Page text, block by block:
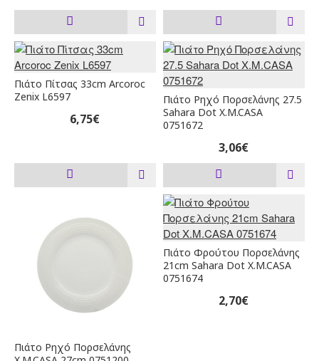
Πιάτο Πίτσας 33cm Arcoroc
Zenix L6597
6,75€
Πιάτο Ρηχό Πορσελάνης 27.5
Sahara Dot X.M.CASA
0751672
3,06€
Πιάτο Ρηχό Πορσελάνης
Πιάτο Φρούτου Πορσελάνης
21cm Sahara Dot X.M.CASA
0751674
2,70€